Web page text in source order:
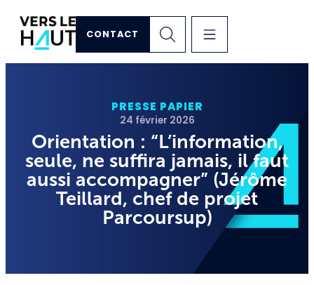
CONTACT
PRESSE PAPIER
24 février 2026
Orientation : “L’information,
seule, ne suffira jamais, il faut
aussi accompagner” (Jérôme
Teillard, chef de projet
Parcoursup)